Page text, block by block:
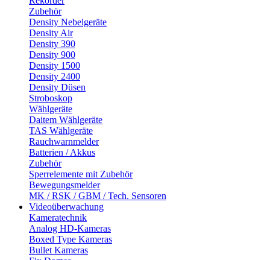
Zubehör
Density Nebelgeräte
Density Air
Density 390
Density 900
Density 1500
Density 2400
Density Düsen
Stroboskop
Wählgeräte
Daitem Wählgeräte
TAS Wählgeräte
Rauchwarnmelder
Batterien / Akkus
Zubehör
Sperrelemente mit Zubehör
Bewegungsmelder
MK / RSK / GBM / Tech. Sensoren
Videoüberwachung
Kameratechnik
Analog HD-Kameras
Boxed Type Kameras
Bullet Kameras